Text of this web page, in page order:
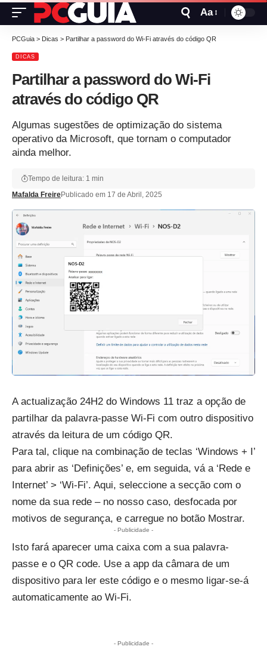
Aa
PCGuia > Dicas > Partilhar a password do Wi-Fi através do código QR
DICAS
Partilhar a password do Wi-Fi
através do código QR
Algumas sugestões de optimização do sistema
operativo da Microsoft, que tornam o computador
ainda melhor.
Mafalda FreirePublicado em 17 de Abril, 2025
Tempo de leitura: 1 min
A actualização 24H2 do Windows 11 traz a opção de
partilhar da palavra-passe Wi-Fi com outro dispositivo
através da leitura de um código QR.
Para tal, clique na combinação de teclas ‘Windows + I’
para abrir as ‘Definições’ e, em seguida, vá a ‘Rede e
Internet’ > ‘Wi-Fi’. Aqui, seleccione a secção com o
nome da sua rede – no nosso caso, desfocada por
motivos de segurança, e carregue no botão Mostrar.
- Publicidade -
Isto fará aparecer uma caixa com a sua palavra-
passe e o QR code. Use a app da câmara de um
dispositivo para ler este código e o mesmo ligar-se-á
automaticamente ao Wi-Fi.
- Publicidade -